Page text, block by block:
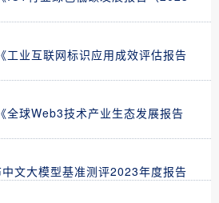
工业互联网标识应用成效评估报告
全球Web3技术产业生态发展报告
文大模型基准测评2023年度报告